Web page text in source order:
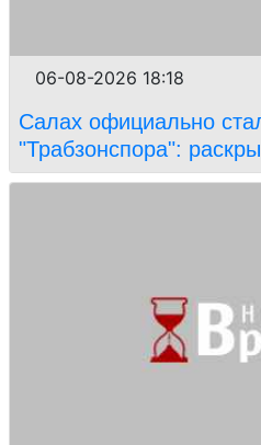
06-08-2026 18:18
Салах официально
"Трабзонспора":